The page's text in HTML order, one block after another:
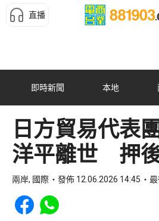
直播
即時新聞 本地
日方貿易代表
洋平離世 押
兩岸, 國際 發佈 12.06.2026 14:45
Share to Facebook
Share to WhatsApp